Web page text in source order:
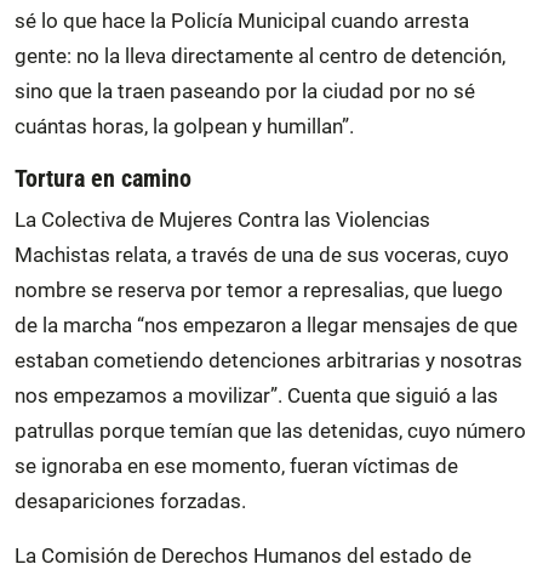
sé lo que hace la Policía Municipal cuando arresta
gente: no la lleva directamente al centro de detención,
sino que la traen paseando por la ciudad por no sé
cuántas horas, la golpean y humillan”.
Tortura en camino
La Colectiva de Mujeres Contra las Violencias
Machistas relata, a través de una de sus voceras, cuyo
nombre se reserva por temor a represalias, que luego
de la marcha “nos empezaron a llegar mensajes de que
estaban cometiendo detenciones arbitrarias y nosotras
nos empezamos a movilizar”. Cuenta que siguió a las
patrullas porque temían que las detenidas, cuyo número
se ignoraba en ese momento, fueran víctimas de
desapariciones forzadas.
La Comisión de Derechos Humanos del estado de